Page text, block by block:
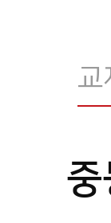
교
재
색